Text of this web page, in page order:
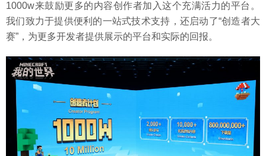
1000w来鼓励更多的内容创作者加入这个充满活力的平台。
我们致力于提供便利的一站式技术支持，还启动了“创造者大
赛”，为更多开发者提供展示的平台和实际的回报。